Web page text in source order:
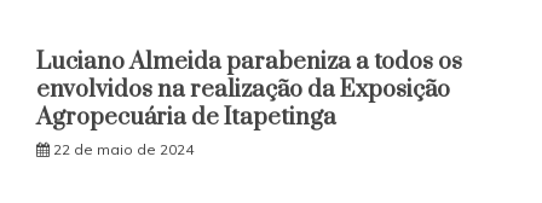
Luciano Almeida parabeniza a todos os
envolvidos na realização da Exposição
Agropecuária de Itapetinga
22 de maio de 2024